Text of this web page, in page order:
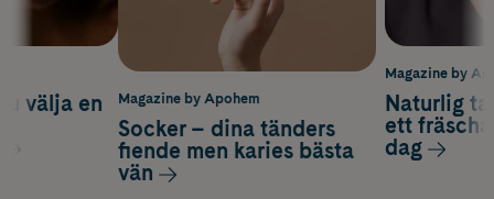
Magazine by
Naturlig
ett
dag
välja en
Magazine by Apohem
Socker – dina tänders
fiende men karies bästa
vän